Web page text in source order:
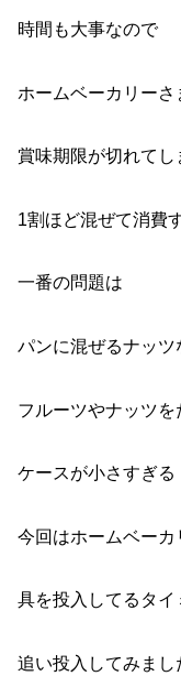
時間も大事なので
ホームベーカリーさ
賞味期限が切れて
1割ほど混ぜて消費
一番の問題は
パンに混ぜるナッ
フルーツやナッツ
ケースが小さすぎる
今回はホームベーカ
具を投入してるタイ
追い投入してみまし